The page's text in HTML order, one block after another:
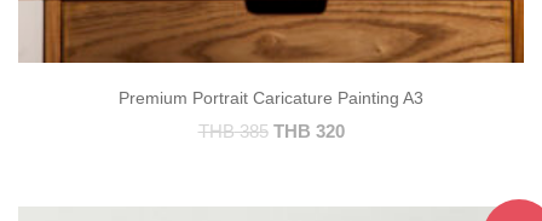
Premium Portrait Caricature Painting A3
THB385 THB 320